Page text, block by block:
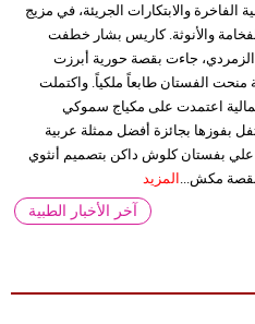
الفاخرة والابتكارات الجريئة، في مزيج
والأنوثة. كاريس بشار خطفت
الزمردي، جاءت بقصة حورية أبرزت
منحت الفستان طابعاً ملكياً. واكتملت
اعتمدت على مكياج سموكي
بفوزها بجائزة أفضل ممثلة عربية
علي بفستان كلوش داكن بتصميم أنثوي
مكش...
المزيد
آخر الأخبار الطبية